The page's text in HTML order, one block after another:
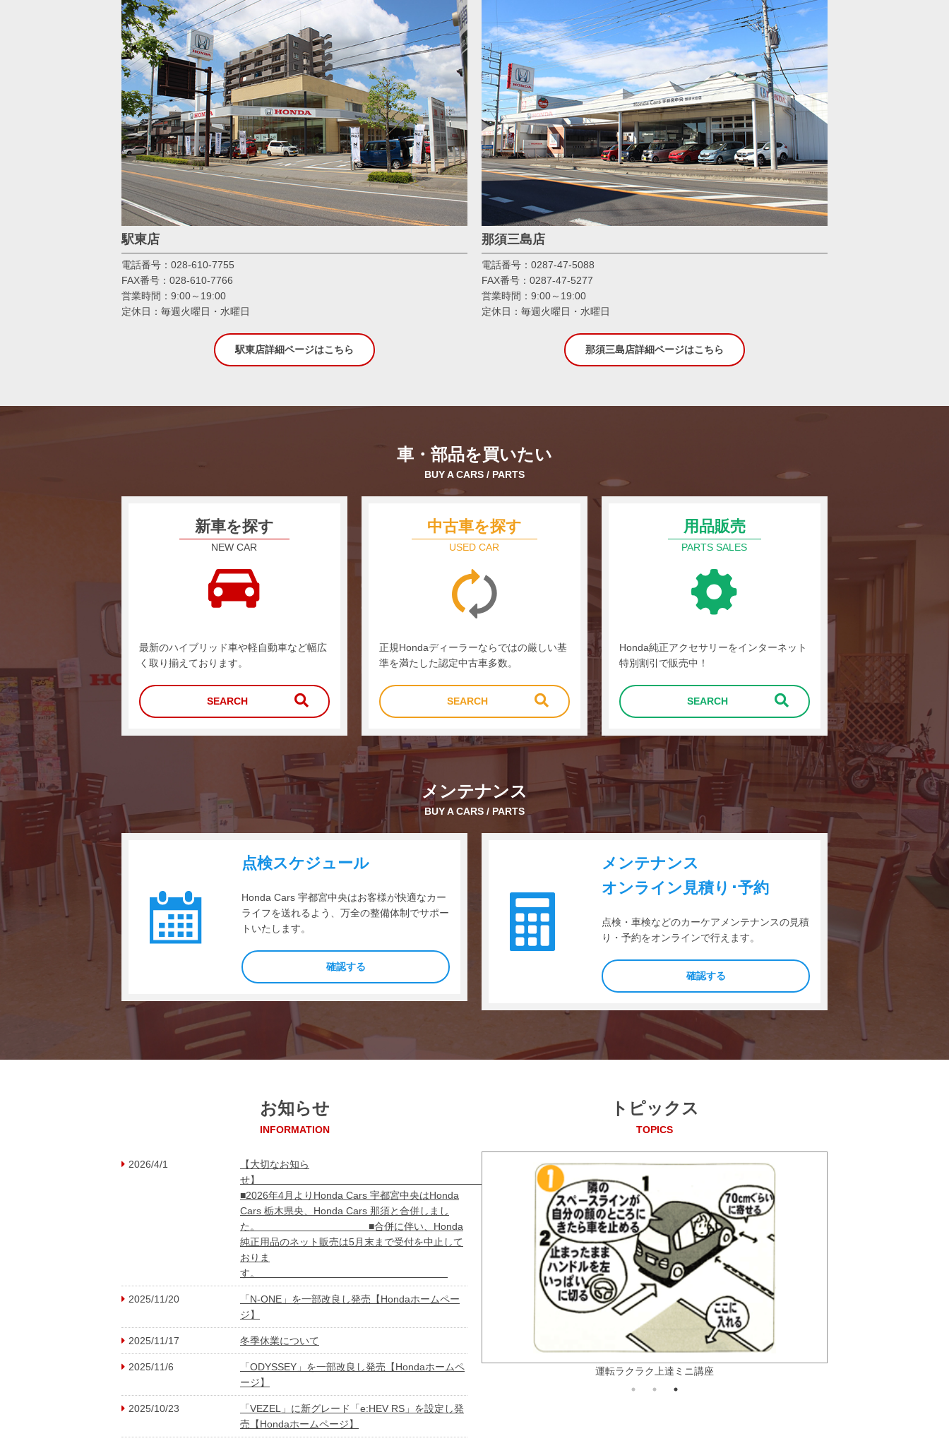
駅東店
電話番号：028-610-7755
FAX番号：028-610-7766
営業時間：9:00～19:00
定休日：毎週火曜日・水曜日
駅東店詳細ページはこちら
那須三島店
電話番号：0287-47-5088
FAX番号：0287-47-5277
営業時間：9:00～19:00
定休日：毎週火曜日・水曜日
那須三島店詳細ページはこちら
車・部品を買いたい
BUY A CARS / PARTS
新車を探す
NEW CAR
最新のハイブリッド車や軽自動車など幅広
く取り揃えております。
SEARCH
中古車を探す
USED CAR
正規Hondaディーラーならではの厳しい基
準を満たした認定中古車多数。
SEARCH
用品販売
PARTS SALES
Honda純正アクセサリーをインターネット
特別割引で販売中！
SEARCH
メンテナンス
BUY A CARS / PARTS
点検スケジュール
Honda Cars 宇都宮中央はお客様が快適なカー
ライフを送れるよう、万全の整備体制でサポー
トいたします。
確認する
メンテナンス
オンライン見積り･予約
点検・車検などのカーケアメンテナンスの見積
り・予約をオンラインで行えます。
確認する
お知らせ
INFORMATION
2026/4/1
【大切なお知ら
せ】
■2026年4月よりHonda Cars 宇都宮中央はHonda
Cars 栃木県央、Honda Cars 那須と合併しまし
た。 ■合併に伴い、Honda
純正用品のネット販売は5月末まで受付を中止して
おりま
す。
2025/11/20
「N-ONE」を一部改良し発売【Hondaホームペー
ジ】
2025/11/17 冬季休業について
2025/11/6
「ODYSSEY」を一部改良し発売【Hondaホームペ
ージ】
2025/10/23
「VEZEL」に新グレード「e:HEV RS」を設定し発
売【Hondaホームページ】
トピックス
TOPICS
Honda自動車保険あんしんプラン 運転ラクラク上達ミニ講座